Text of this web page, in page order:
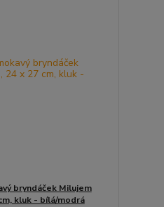
bryndáček Milujem
kluk - bílá/modrá